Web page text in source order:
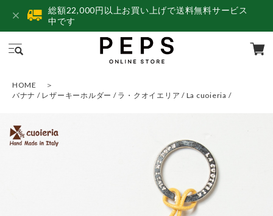
総額22,000円以上お買い上げで送料無料サービス
中です
HOME
バナナ / レザーキーホルダー / ラ・クオイエリア / La cuoieria /